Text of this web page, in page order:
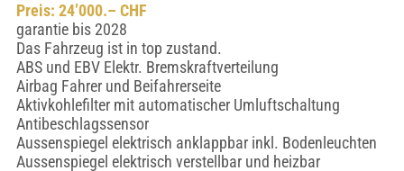
Preis: 24’000.– CHF
garantie bis 2028
Das Fahrzeug ist in top zustand.
ABS und EBV Elektr. Bremskraftverteilung
Airbag Fahrer und Beifahrerseite
Aktivkohlefilter mit automatischer Umluftschaltung
Antibeschlagssensor
Aussenspiegel elektrisch anklappbar inkl. Bodenleuchten
Aussenspiegel elektrisch verstellbar und heizbar